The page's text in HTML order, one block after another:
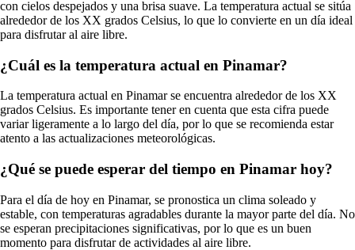
con cielos despejados y una brisa suave. La temperatura actual se sitúa
alrededor de los XX grados Celsius, lo que lo convierte en un día ideal
para disfrutar al aire libre.
¿Cuál es la temperatura actual en Pinamar?
La temperatura actual en Pinamar se encuentra alrededor de los XX
grados Celsius. Es importante tener en cuenta que esta cifra puede
variar ligeramente a lo largo del día, por lo que se recomienda estar
atento a las actualizaciones meteorológicas.
¿Qué se puede esperar del tiempo en Pinamar hoy?
Para el día de hoy en Pinamar, se pronostica un clima soleado y
estable, con temperaturas agradables durante la mayor parte del día. No
se esperan precipitaciones significativas, por lo que es un buen
momento para disfrutar de actividades al aire libre.